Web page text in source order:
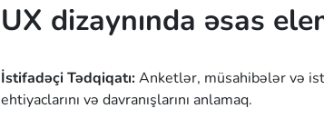
UX dizaynında əsas
İstifadəçi Tədqiqatı:Anketlər, müsahibələr və
ehtiyaclarını və davranışlarını anlamaq.